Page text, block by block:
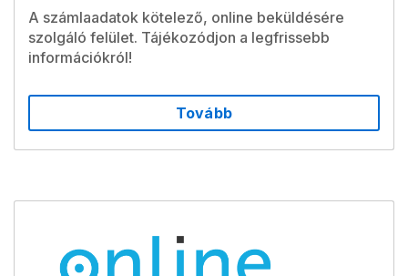
A számlaadatok kötelező, online beküldésére
szolgáló felület. Tájékozódjon a legfrissebb
információkról!
Tovább